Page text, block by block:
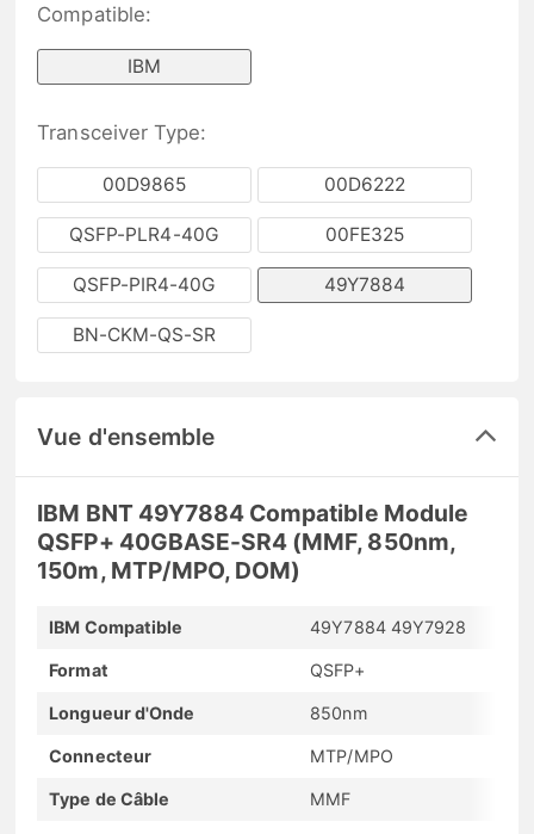
Compatible:
IBM
Transceiver Type:
00D9865 00D6222
QSFP-PLR4-40G 00FE325
QSFP-PIR4-40G 49Y7884
BN-CKM-QS-SR
Vue d'ensemble
IBM BNT 49Y7884 Compatible Module
QSFP+ 40GBASE-SR4 (MMF, 850nm,
150m, MTP/MPO, DOM)
IBM Compatible 49Y7884 49Y7928
Format QSFP+
Longueur d'Onde 850nm
Connecteur MTP/MPO
Type de Câble MMF